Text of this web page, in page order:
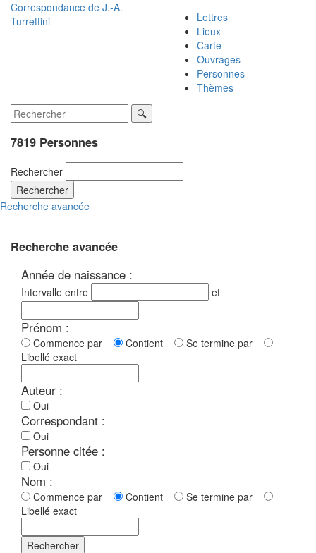
Correspondance de J.-A.
Turrettini
Lettres
Lieux
Carte
Ouvrages
Personnes
Thèmes
7819 Personnes
Rechercher
Rechercher
Recherche avancée
Recherche avancée
Année de naissance :
Intervalle entre et
Prénom :
Commence par Contient
Se termine par
Libellé exact
Auteur :
Oui
Correspondant :
Oui
Personne citée :
Oui
Nom :
Commence par Contient
Se termine par
Libellé exact
Rechercher